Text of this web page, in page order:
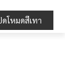
โหมดสีเทา